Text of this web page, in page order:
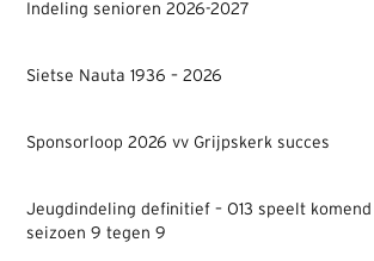
Indeling senioren 2026-2027
Sietse Nauta 1936 – 2026
Sponsorloop 2026 vv Grijpskerk succes
Jeugdindeling definitief – O13 speelt komend
seizoen 9 tegen 9